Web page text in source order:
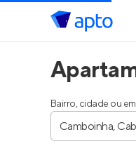
Bairro, cidade ou